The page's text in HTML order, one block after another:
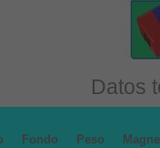
Datos
Fondo Peso